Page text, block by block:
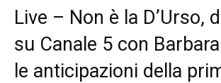
Live – Non è la D’Urso,
su Canale 5 con Barbara
le anticipazioni della